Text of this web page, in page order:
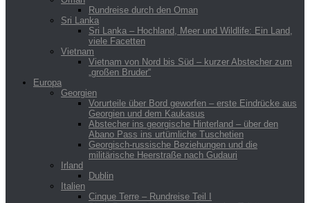
Rundreise durch den Oman
Sri Lanka
Sri Lanka – Hochland, Meer und Wildlife: Ein Land,
viele Facetten
Vietnam
Vietnam von Nord bis Süd – kurzer Abstecher zum
„großen Bruder“
Europa
Georgien
Vorurteile über Bord geworfen – erste Eindrücke aus
Georgien und dem Kaukasus
Abstecher ins georgische Hinterland – über den
Abano Pass ins urtümliche Tuschetien
Georgisch-russische Beziehungen und die
militärische Heerstraße nach Gudauri
Irland
Dublin
Italien
Cinque Terre – Rundreise Teil I